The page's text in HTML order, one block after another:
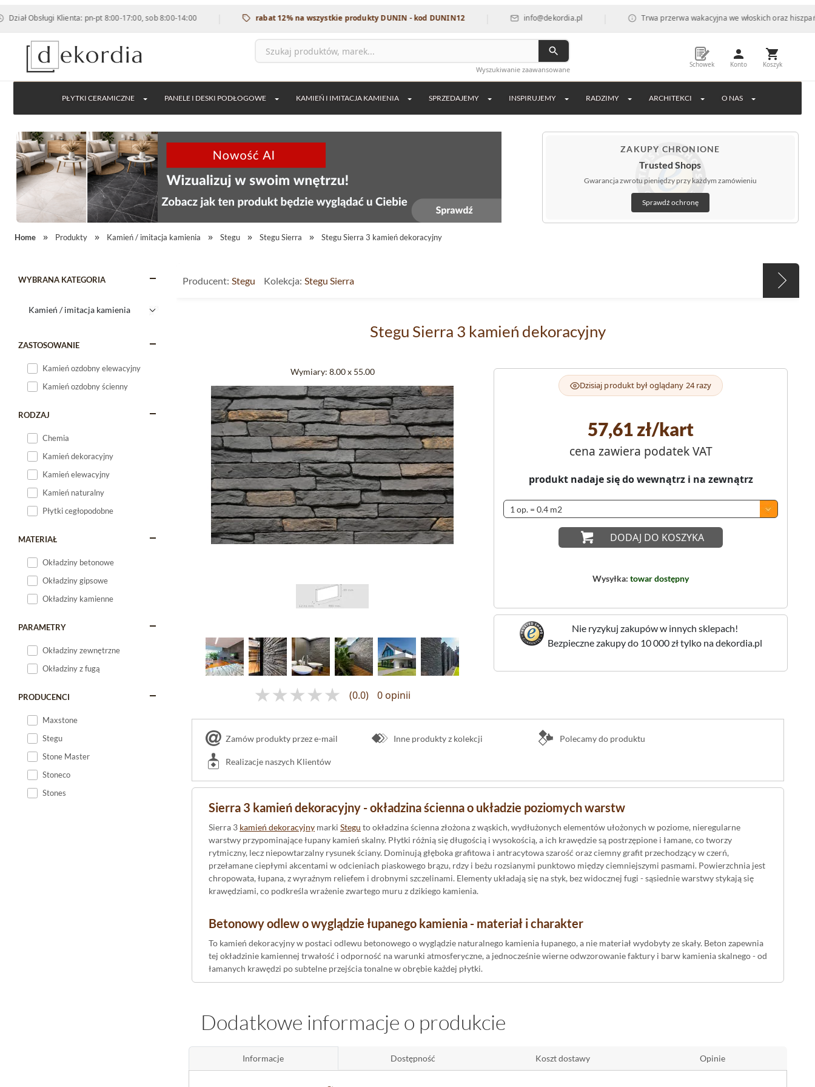
Klienta: pn-pt 8:00-17:00, sob 8:00-14:00 | rabat 12% na wszystkie produkty DUNIN - kod DUNIN12 | info@dekordia.pl | Trwa przerwa wakacyjna we włoskich oraz hiszpańskich
Wyszukiwanie zaawansowane
Schowek Konto Koszyk
PŁYTKI CERAMICZNE PANELE I DESKI PODŁOGOWE KAMIEŃ I IMITACJA KAMIENIA SPRZEDAJEMY INSPIRUJEMY RADZIMY ARCHITEKCI O NAS
ZAKUPY CHRONIONE
Trusted Shops
Gwarancja zwrotu pieniędzy przy każdym zamówieniu
Sprawdź ochronę
Home Produkty Kamień / imitacja kamienia Stegu Stegu Sierra Stegu Sierra 3 kamień dekoracyjny
WYBRANA KATEGORIA
ZASTOSOWANIE
Kamień ozdobny elewacyjny
Kamień ozdobny ścienny
RODZAJ
Chemia
Kamień dekoracyjny
Kamień elewacyjny
Kamień naturalny
Płytki cegłopodobne
MATERIAŁ
Okładziny betonowe
Okładziny gipsowe
Okładziny kamienne
PARAMETRY
Okładziny zewnętrzne
Okładziny z fugą
PRODUCENCI
Maxstone
Stegu
Stone Master
Stoneco
Stones
Producent: Stegu Kolekcja: Stegu Sierra
Stegu Sierra 3 kamień dekoracyjny
Wymiary: 8.00 x 55.00
(0.0) 0 opinii
Dzisiaj produkt był oglądany 24 razy
57,61zł/kart
cena zawiera podatek VAT
produkt nadaje się do wewnątrz i na zewnątrz
DODAJ DO KOSZYKA
Wysyłka: towar dostępny
Nie ryzykuj zakupów w innych sklepach!
Bezpieczne zakupy do 10 000 zł tylko na dekordia.pl
Zamów produkty przez e-mail Inne produkty z kolekcji Polecamy do produktu
Realizacje naszych Klientów
Sierra 3 kamień dekoracyjny - okładzina ścienna o układzie poziomych warstw
Sierra 3 kamień dekoracyjny marki Stegu to okładzina ścienna złożona z wąskich, wydłużonych elementów ułożonych w poziome, nieregularne
warstwy przypominające łupany kamień skalny. Płytki różnią się długością i wysokością, a ich krawędzie są postrzępione i łamane, co tworzy
rytmiczny, lecz niepowtarzalny rysunek ściany. Dominują głęboka grafitowa i antracytowa szarość oraz ciemny grafit przechodzący w czerń,
przełamane ciepłymi akcentami w odcieniach piaskowego brązu, rdzy i beżu rozsianymi punktowo między ciemniejszymi pasmami. Powierzchnia jest
chropowata, łupana, z wyraźnym reliefem i drobnymi szczelinami. Elementy układają się na styk, bez widocznej fugi - sąsiednie warstwy stykają się
krawędziami, co podkreśla wrażenie zwartego muru z dzikiego kamienia.
Betonowy odlew o wyglądzie łupanego kamienia - materiał i charakter
To kamień dekoracyjny w postaci odlewu betonowego o wyglądzie naturalnego kamienia łupanego, a nie materiał wydobyty ze skały. Beton zapewnia
tej okładzinie kamiennej trwałość i odporność na warunki atmosferyczne, a jednocześnie wierne odwzorowanie faktury i barw kamienia skalnego - od
łamanych krawędzi po subtelne przejścia tonalne w obrębie każdej płytki.
Deklarowana przez producenta mrozoodporność otwiera zastosowanie tego kamienia na elewacje budynków, cokoły, słupki ogrodzeniowe, ściany
tarasowe oraz fragmenty architektury ogrodowej. Ta sama okładzina sprawdzi się w salonie, przedpokoju czy przy kominku, gdzie poziomy układ
warstw optycznie poszerza ścianę i porządkuje kompozycję wnętrza.
Dodatkowe informacje o produkcie
Informacje Dostępność Koszt dostawy Opinie